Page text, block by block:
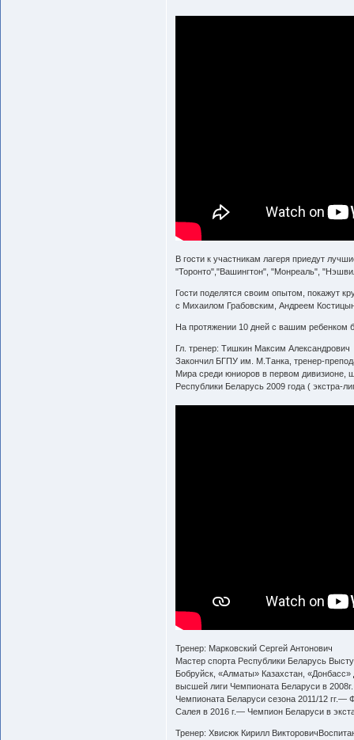
В гости к участникам лагеря приедут
"Торонто","Вашингтон", "Монреаль",
Гости поделятся своим опытом, покажут
с Михаилом Грабовским, Андреем
На протяжении 10 дней с вашим ребенком
Гл. тренер: Тишкин Максим Александрович
Закончил БГПУ им. М.Танка, тренер-
Мира среди юниоров в первом дивизионе,
Республики Беларусь 2009 года ( экстра-
Тренер: Марковский Сергей Антонович
Мастер спорта Республики Беларусь
Бобруйск, «Алматы» Казахстан,
высшей лиги Чемпионата Беларуси в
Чемпионата Беларуси сезона 2011/12 гг.—
Салея в 2016 г.— Чемпион Беларуси в
Тренер: Хвисюк Кирилл